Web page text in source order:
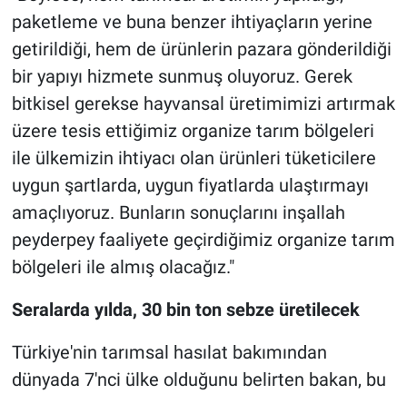
paketleme ve buna benzer ihtiyaçların yerine
getirildiği, hem de ürünlerin pazara gönderildiği
bir yapıyı hizmete sunmuş oluyoruz. Gerek
bitkisel gerekse hayvansal üretimimizi artırmak
üzere tesis ettiğimiz organize tarım bölgeleri
ile ülkemizin ihtiyacı olan ürünleri tüketicilere
uygun şartlarda, uygun fiyatlarda ulaştırmayı
amaçlıyoruz. Bunların sonuçlarını inşallah
peyderpey faaliyete geçirdiğimiz organize tarım
bölgeleri ile almış olacağız."
Seralarda yılda, 30 bin ton sebze üretilecek
Türkiye'nin tarımsal hasılat bakımından
dünyada 7'nci ülke olduğunu belirten bakan, bu